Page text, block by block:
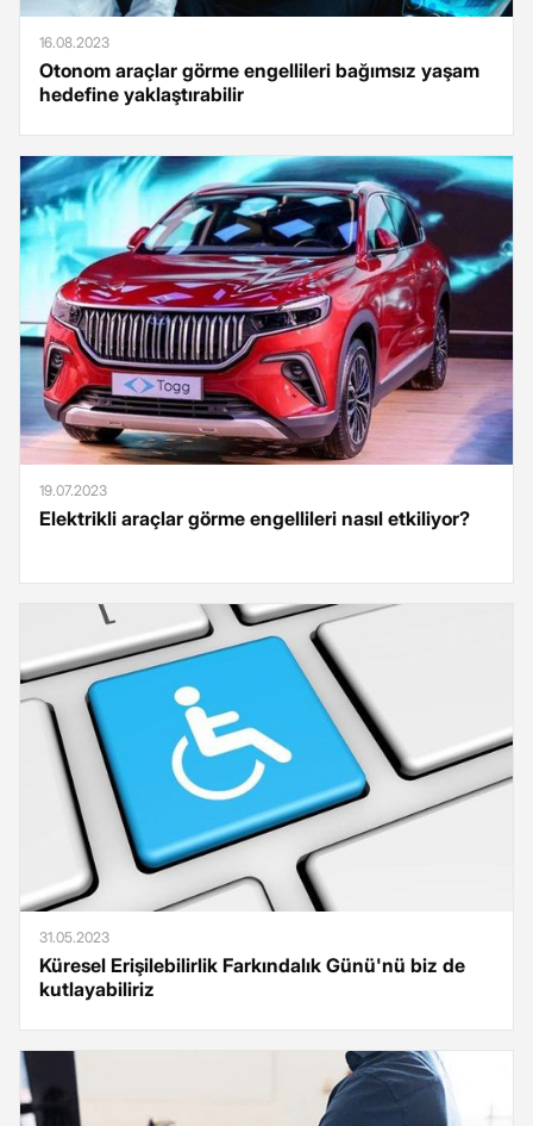
16.08.2023
Otonom araçlar görme engellileri bağımsız yaşam
hedefine yaklaştırabilir
19.07.2023
Elektrikli araçlar görme engellileri nasıl etkiliyor?
31.05.2023
Küresel Erişilebilirlik Farkındalık Günü'nü biz de
kutlayabiliriz